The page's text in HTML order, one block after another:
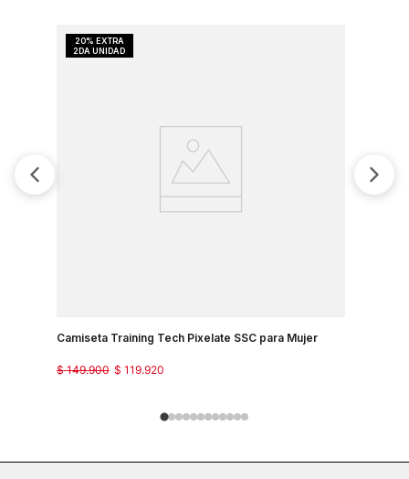
Camiseta Training Tech Pixelate SSC para Mujer
$ 119.920
$ 149.900